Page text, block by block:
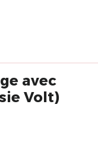
avec
Volt)